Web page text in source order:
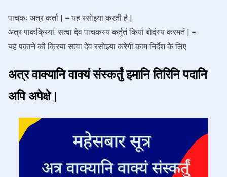
पाचकः अत्र कर्ता | = यह रसोइया करती है |
अत्र पाकक्रिया: सत्वा देव पाचकस्य कर्तुतं किर्या बोदंस्य करमतं | =
यह पकाने की क्रिया सत्वा देव रसोइया करेगी काम निर्देश के लिए
अत्र वाक्यानि वाक्यं संस्कर्तुं इमानि तिरिनि पदानि
अपि अपेक्षे |